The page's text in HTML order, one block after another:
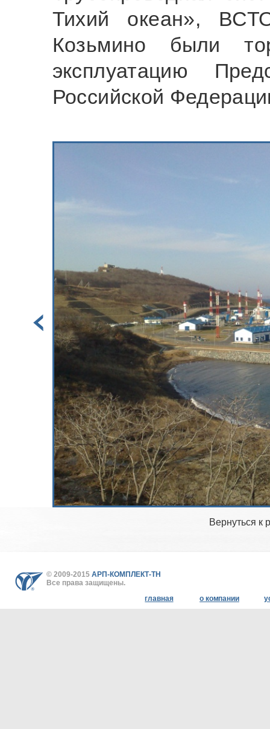
Тихий океан»,
Козьмино были
эксплуатацию
Российской
Вернуться к
© 2009-2015 АРП-КОМПЛЕКТ-ТН
Все права защищены.
главная
о компании